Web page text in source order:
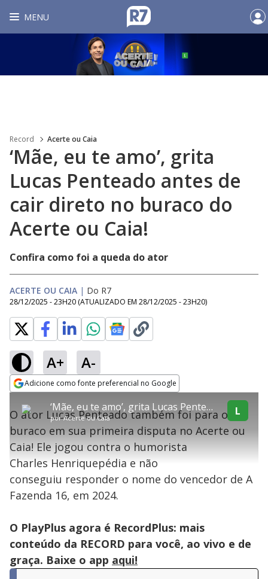
MENU
Record Acerte ou Caia
‘Mãe, eu te amo’, grita
Lucas Penteado antes de
cair direto no buraco do
Acerte ou Caia!
Confira como foi a queda do ator
ACERTE OU CAIA | Do R7
28/12/2025 - 23H20 (ATUALIZADO EM 28/12/2025 - 23H20)
A+ A-
Adicione como fonte preferencial no Google
a
window.
modal
be
by
the
or
activating
close
explore
Conteúdo bloqueado
Lamentamos, mas o vídeo que está tentando assisitr é de exibição
exclusiva em território brasileiro :-(
‘Mãe, eu te amo’, grita Lucas Penteado antes de cair direto no buraco do Acerte ou Caia!
porAcerte ou Caia
L
O ator Lucas Penteado também foi para o
buraco em sua primeira disputa no Acerte ou
Caia! Ele jogou contra o humorista
Charles Henriquepédia e não
conseguiu responder o nome do vencedor de A
Fazenda 16, em 2024.
O PlayPlus agora é RecordPlus: mais
conteúdo da RECORD para você, ao vivo e de
graça. Baixe o app aqui!